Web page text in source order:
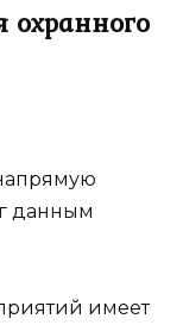
охранного
данным
имеет